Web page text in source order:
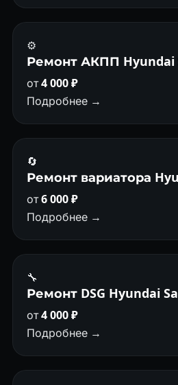
⚙️
Ремонт АКПП Hyundai
от4 000 ₽
Подробнее →
🔄
Ремонт вариатора
от6 000 ₽
Подробнее →
🔧
Ремонт DSG Hyundai
от4 000 ₽
Подробнее →